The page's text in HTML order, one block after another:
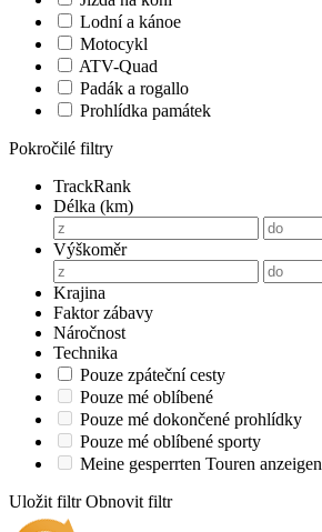
Lodní a kánoe
Motocykl
ATV-Quad
Padák a rogallo
Prohlídka památek
Pokročilé filtry
TrackRank
Délka (km)
Výškoměr
Krajina
Faktor zábavy
Náročnost
Technika
Pouze zpáteční cesty
Pouze mé oblíbené
Pouze mé dokončené prohlídky
Pouze mé oblíbené sporty
Meine gesperrten Touren anzeigen
Uložit filtr Obnovit filtr